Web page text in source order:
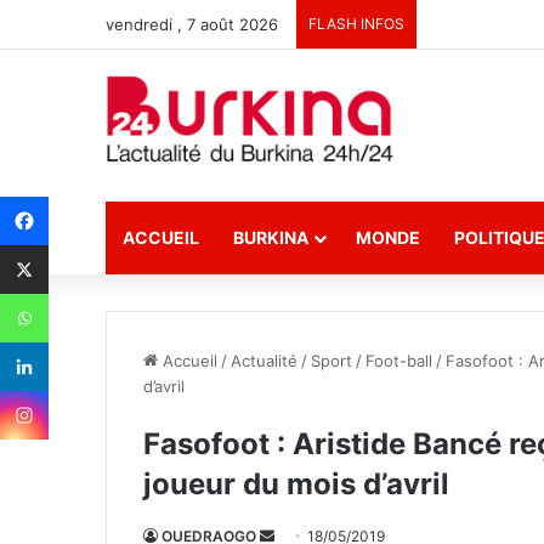
vendredi , 7 août 2026 FLASH INFOS
ACCUEIL BURKINA MONDE POLITIQUE
Accueil / Actualité / Sport / Foot-ball / Fasofoot :
d’avril
Fasofoot : Aristide Bancé
joueur du mois d’avril
OUEDRAOGO 18/05/2019